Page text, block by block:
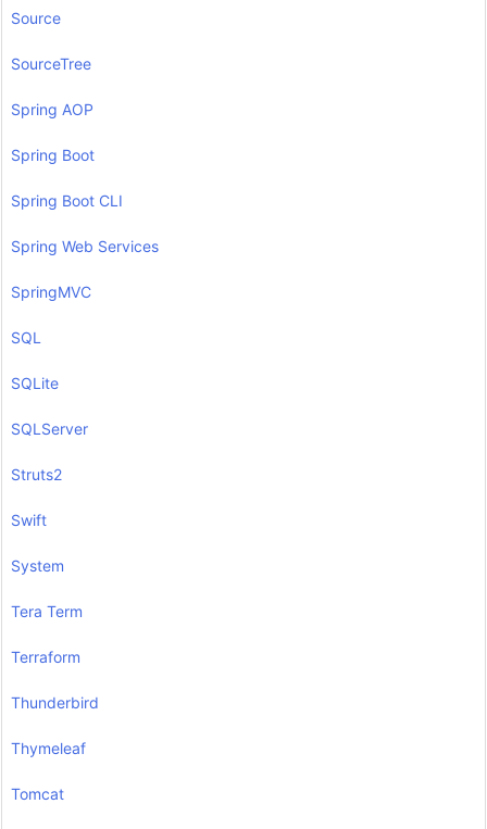
Source
SourceTree
Spring AOP
Spring Boot
Spring Boot CLI
Spring Web Services
SpringMVC
SQL
SQLite
SQLServer
Struts2
Swift
System
Tera Term
Terraform
Thunderbird
Thymeleaf
Tomcat